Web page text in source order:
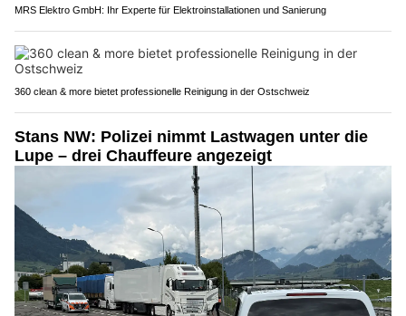
MRS Elektro GmbH: Ihr Experte für Elektroinstallationen und Sanierung
360 clean & more bietet professionelle Reinigung in der Ostschweiz
Stans NW: Polizei nimmt Lastwagen unter die
Lupe – drei Chauffeure angezeigt